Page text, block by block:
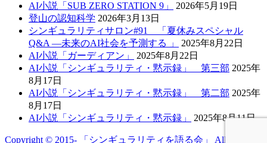
AI小説「SUB ZERO STATION 9」
2026年5月19日
登山の認知科学 2026年3月13日
シンギュラリティサロン#91 「夏休みスペシャル
Q&A —未来のAI社会を予測する 」
2025年8月22日
AI小説「ガーディアン」
2025年8月22日
AI小説「シンギュラリティ・黙示録」 第三部 2025年
8月17日
AI小説「シンギュラリティ・黙示録」 第二部 2025年
8月17日
AI小説「シンギュラリティ・黙示録」
2025年8月11日
Copyright © 2015- 「シンギュラリティを語る会」 All Rights